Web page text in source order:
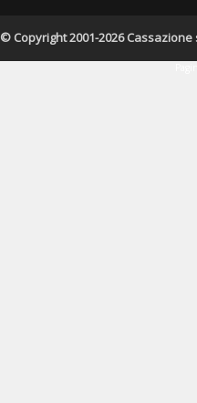
© Copyright 2001-2026 Cassazione